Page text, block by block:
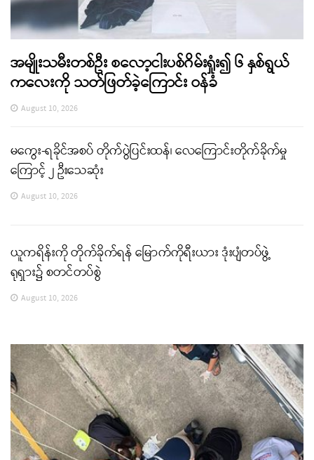
အမျိုးသမီးတစ်ဦး စလော့ငါးပစ်ဂိမ်းရှုံး၍ ၆ နှစ်ရွယ်
ကလေးကို သတ်ဖြတ်ခဲ့ကြောင်း ဝန်ခံ
August 10, 2026
မကွေး-ရခိုင်အစပ် တိုက်ပွဲပြင်းထန်၊ လေကြောင်းတိုက်ခိုက်မှု
ကြောင့် ၂ ဦးသေဆုံး
August 10, 2026
ယူကရိန်းကို တိုက်ခိုက်ရန် မြောက်ကိုရီးယား ဒုံးပျံတပ်ဖွဲ့
ရုရှား၌ စတင်တပ်စွဲ
August 10, 2026